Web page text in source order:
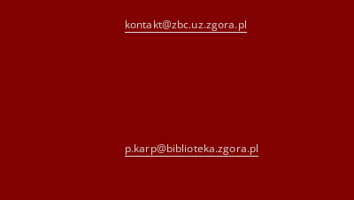
kontakt@zbc.uz.zgora.pl
p.karp@biblioteka.zgora.pl